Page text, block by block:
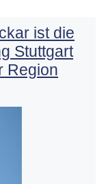
ist die
Stuttgart
Region